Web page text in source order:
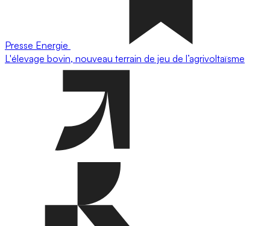
Presse Energie
L'élevage bovin, nouveau terrain de jeu de l’agrivoltaïsme